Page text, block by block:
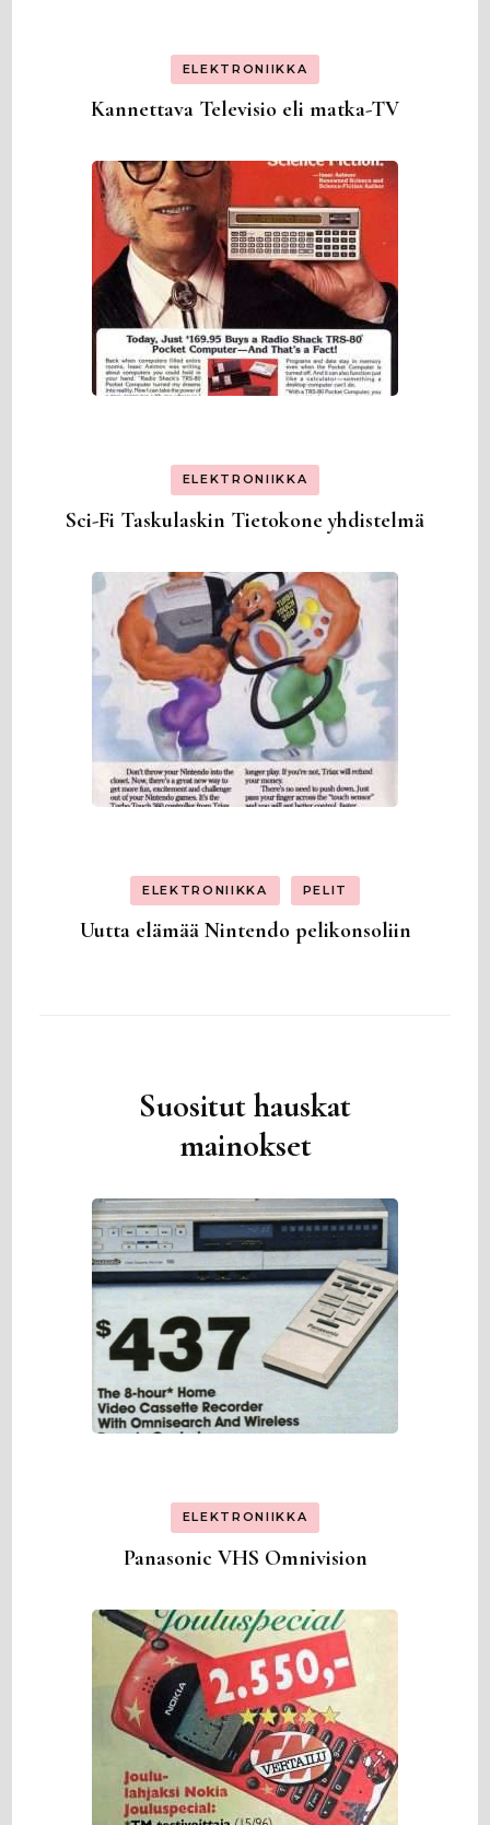
ELEKTRONIIKKA
Kannettava Televisio eli matka-TV
ELEKTRONIIKKA
Sci-Fi Taskulaskin Tietokone yhdistelmä
ELEKTRONIIKKA PELIT
Uutta elämää Nintendo pelikonsoliin
Suositut hauskat
mainokset
ELEKTRONIIKKA
Panasonic VHS Omnivision